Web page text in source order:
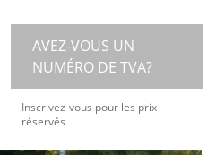
AVEZ-VOUS UN
NUMÉRO DE TVA?
Inscrivez-vous pour les prix
réservés